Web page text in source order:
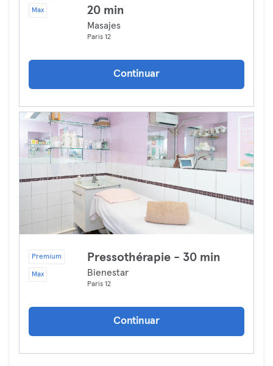
Max
20 min
Masajes
Paris 12
Continuar
Premium
Max
Pressothérapie - 30 min
Bienestar
Paris 12
Continuar